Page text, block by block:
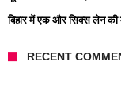
बिहार में एक और सिक्स लेन की
RECENT